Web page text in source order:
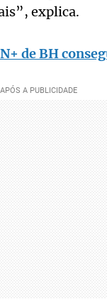
explica.
de BH